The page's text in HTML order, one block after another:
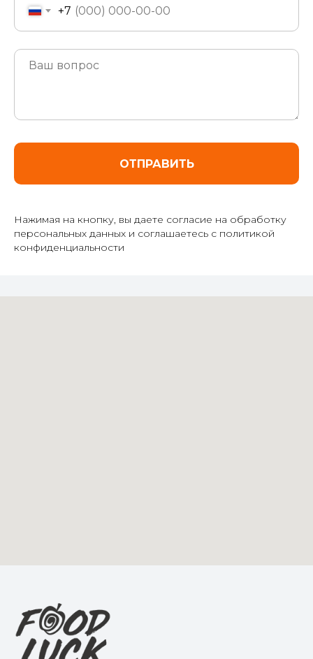
+7
ОТПРАВИТЬ
Нажимая на кнопку, вы даете согласие на обработку
персональных данных и соглашаетесь c политикой
конфиденциальности